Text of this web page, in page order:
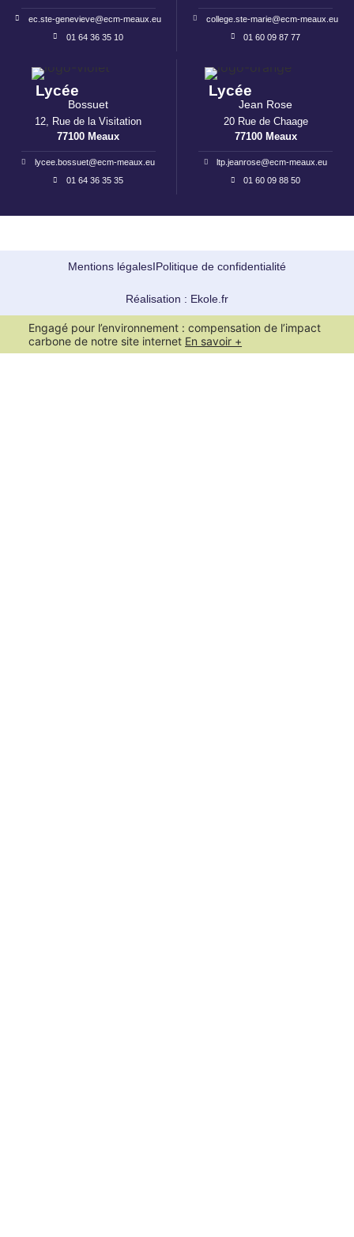
ec.ste-genevieve@ecm-meaux.eu
01 64 36 35 10
college.ste-marie@ecm-meaux.eu
01 60 09 87 77
Lycée
Bossuet
12, Rue de la Visitation
77100 Meaux
lycee.bossuet@ecm-meaux.eu
01 64 36 35 35
Lycée
Jean Rose
20 Rue de Chaage
77100 Meaux
ltp.jeanrose@ecm-meaux.eu
01 60 09 88 50
Mentions légalesIPolitique de confidentialité
Réalisation : Ekole.fr
Engagé pour l’environnement : compensation de l’impact
carbone de notre site internet En savoir +